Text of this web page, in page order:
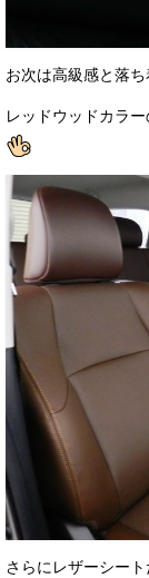
お次は高級感と落
レッドウッドカラ
さらにレザーシー